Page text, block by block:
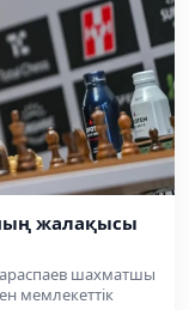
жалақысы
шахматшы
мемлекеттік